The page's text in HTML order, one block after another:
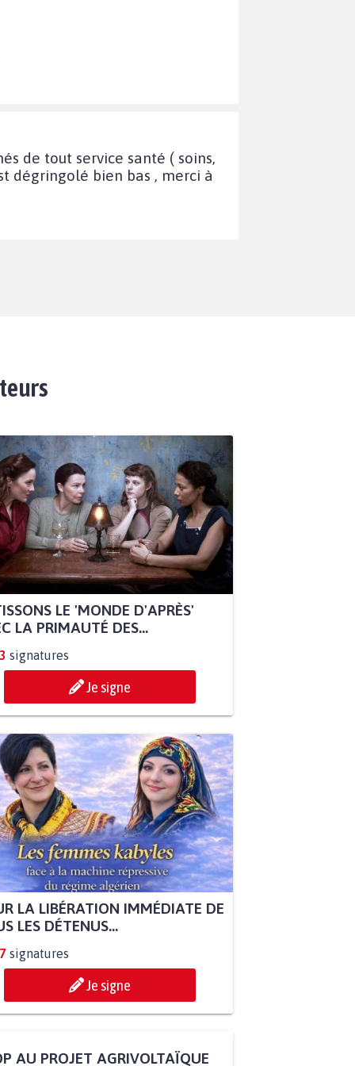
de tout service santé ( soins,
dégringolé bien bas , merci à
LE 'MONDE D'APRÈS'
LA PRIMAUTÉ DES...
signatures
Je signe
LA LIBÉRATION IMMÉDIATE DE
LES DÉTENUS...
signatures
Je signe